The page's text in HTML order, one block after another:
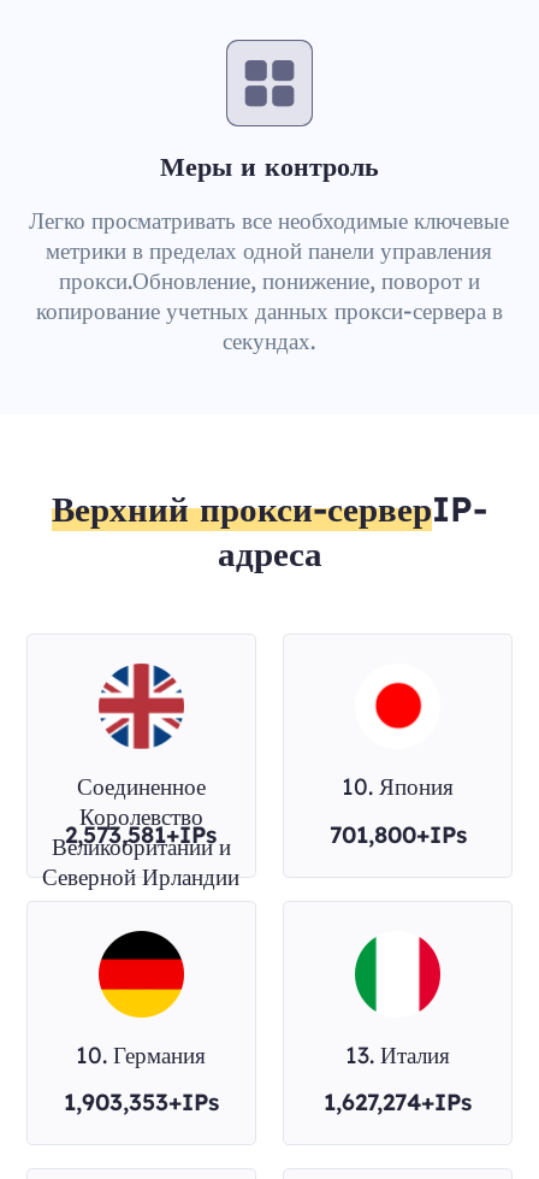
Меры и контроль
Легко просматривать все необходимые ключевые
метрики в пределах одной панели управления
прокси.Обновление, понижение, поворот и
копирование учетных данных прокси-сервера в
секундах.
Верхний прокси-серверIP-
адреса
Соединенное
Королевство
Великобритании и
Северной Ирландии
2,573,581+IPs
10. Япония
701,800+IPs
10. Германия
1,903,353+IPs
13. Италия
1,627,274+IPs